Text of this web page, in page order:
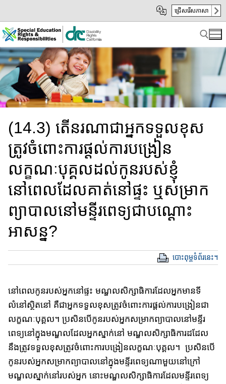
Main
Content
sub
navigation
ជ្រើសរើសភាសា
Search for:
(14.3) តើនរណាជាអ្នកទទួលខុស
ត្រូវ​ចំពោះការ​ផ្តល់​ការបង្រៀន​
លក្ខណៈ​​បុគ្គល​​ដល់កូនរបស់ខ្ញុំ​
នៅពេលដែលគាត់នៅផ្ទះ ឬ​សម្រាក
ព្យាបាល​នៅ​​មន្ទីរពេទ្យ​ជាបណ្តោះ
អាសន្ន​?
បោះពុម្ពទំព័រនេះ។
នៅ​ពេលកូនរបស់​អ្នកនៅផ្ទះ មណ្ឌលសិក្សាធិការ​ដែលអ្នក​មានទី
លំនៅស្ថិតនៅ​​ គឺ​ជាអ្នក​​ទទួលខុសត្រូវ​ចំពោះការ​ផ្តល់​ការបង្រៀន​ជា​
លក្ខណៈ​បុគ្គល​​។​ ប្រសិន​បើ​កូ​នរបស់អ្នកសម្រាកព្យាបាល​នៅមន្ទីរ
ពេទ្យ​នៅក្នុងមណ្ឌល​ដែល​​អ្នក​ស្នាក់នៅ​ មណ្ឌលសិក្សាធិការ​​ដដែល
នឹង​ត្រូវទទួលខុសត្រូវ​ចំពោះការបង្រៀនលក្ខណៈ​បុគ្គល​​​។​​ ប្រសិនបើ
កូនរបស់អ្នក​សម្រាកព្យាបាលនៅក្នុងមន្ទីរពេទ្យណាមួយ​នៅ​ក្រៅ​
មណ្ឌលស្នាក់នៅរបស់អ្នក​ នោះមណ្ឌលសិក្សាធិការដែល​មន្ទីរ​ពេទ្យ​